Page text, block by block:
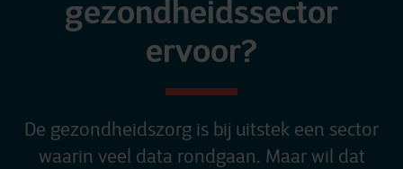
gezondheidssector
ervoor?
De gezondheidszorg is bij uitstek een sector
waarin veel data rondgaan. Maar wil dat